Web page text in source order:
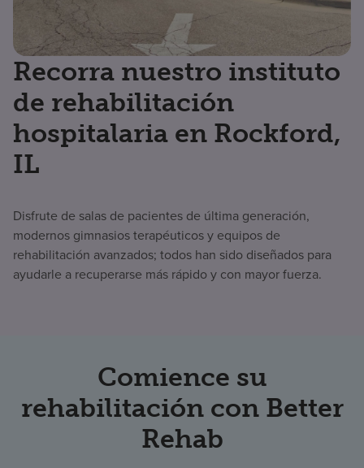
Recorra nuestro instituto
de rehabilitación
hospitalaria en Rockford,
IL
Disfrute de salas de pacientes de última generación,
modernos gimnasios terapéuticos y equipos de
rehabilitación avanzados; todos han sido diseñados para
ayudarle a recuperarse más rápido y con mayor fuerza.
Comience su
rehabilitación con Better
Rehab